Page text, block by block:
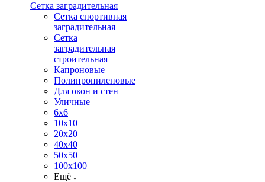
Сетка заградительная
Сетка спортивная
заградительная
Сетка
заградительная
строительная
Капроновые
Полипропиленовые
Для окон и стен
Уличные
6х6
10х10
20х20
40х40
50х50
100х100
Ещё